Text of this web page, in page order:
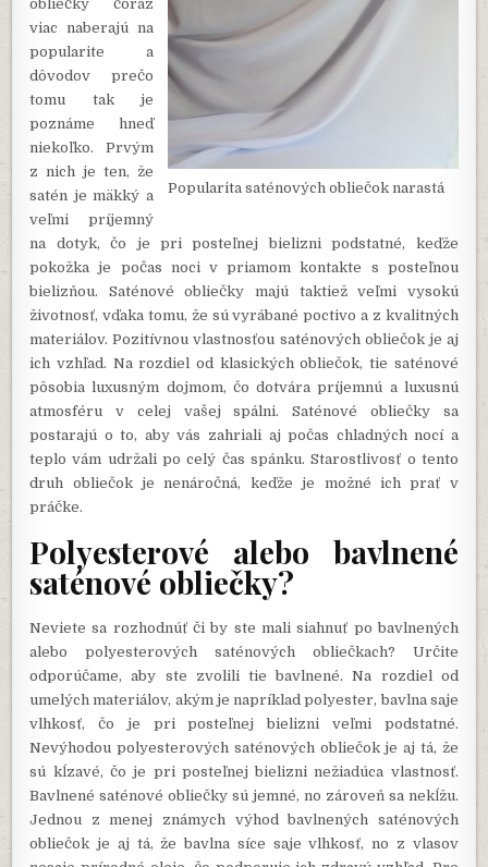
Popularita saténových obliečok narastá
obliečky čoraz
viac naberajú na
popularite a
dôvodov prečo
tomu tak je
poznáme hneď
niekoľko. Prvým
z nich je ten, že
satén je mäkký a
veľmi príjemný
na dotyk, čo je pri posteľnej bielizni podstatné, keďže
pokožka je počas noci v priamom kontakte s posteľnou
bielizňou. Saténové obliečky majú taktiež veľmi vysokú
životnosť, vďaka tomu, že sú vyrábané poctivo a z kvalitných
materiálov. Pozitívnou vlastnosťou saténových obliečok je aj
ich vzhľad. Na rozdiel od klasických obliečok, tie saténové
pôsobia luxusným dojmom, čo dotvára príjemnú a luxusnú
atmosféru v celej vašej spálni. Saténové obliečky sa
postarajú o to, aby vás zahriali aj počas chladných nocí a
teplo vám udržali po celý čas spánku. Starostlivosť o tento
druh obliečok je nenáročná, keďže je možné ich prať v
práčke.
Polyesterové alebo bavlnené
saténové obliečky?
Neviete sa rozhodnúť či by ste mali siahnuť po bavlnených
alebo polyesterových saténových obliečkach? Určite
odporúčame, aby ste zvolili tie bavlnené. Na rozdiel od
umelých materiálov, akým je napríklad polyester, bavlna saje
vlhkosť, čo je pri posteľnej bielizni veľmi podstatné.
Nevýhodou polyesterových saténových obliečok je aj tá, že
sú kĺzavé, čo je pri posteľnej bielizni nežiadúca vlastnosť.
Bavlnené saténové obliečky sú jemné, no zároveň sa nekĺžu.
Jednou z menej známych výhod bavlnených saténových
obliečok je aj tá, že bavlna síce saje vlhkosť, no z vlasov